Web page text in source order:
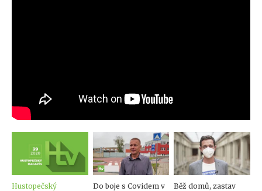
Hustopečský
Do boje s Covidem v
Běž domů, zastav